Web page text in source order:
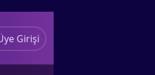
Girişi